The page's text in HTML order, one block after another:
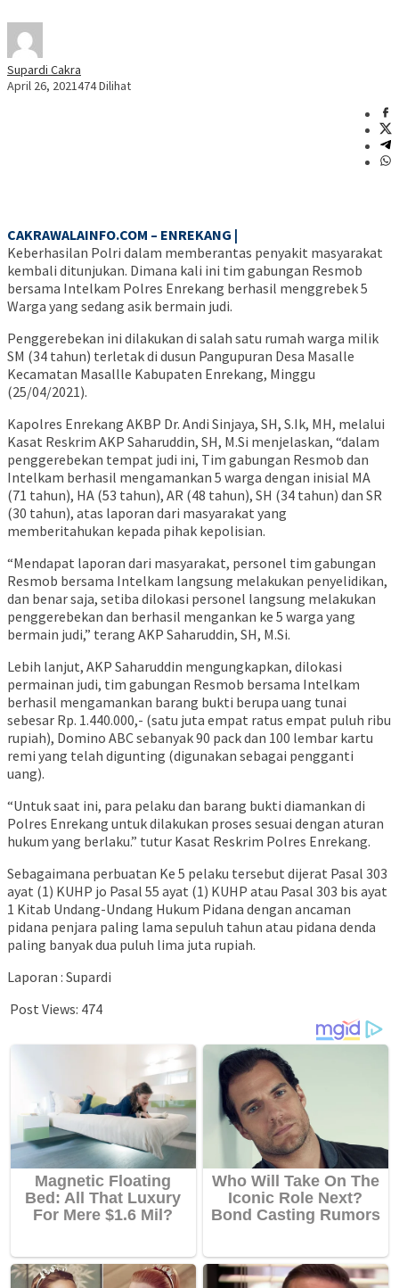
Supardi Cakra
April 26, 2021474 Dilihat
CAKRAWALAINFO.COM – ENREKANG |
Keberhasilan Polri dalam memberantas penyakit masyarakat
kembali ditunjukan. Dimana kali ini tim gabungan Resmob
bersama Intelkam Polres Enrekang berhasil menggrebek 5
Warga yang sedang asik bermain judi.
Penggerebekan ini dilakukan di salah satu rumah warga milik
SM (34 tahun) terletak di dusun Pangupuran Desa Masalle
Kecamatan Masallle Kabupaten Enrekang, Minggu
(25/04/2021).
Kapolres Enrekang AKBP Dr. Andi Sinjaya, SH, S.Ik, MH, melalui
Kasat Reskrim AKP Saharuddin, SH, M.Si menjelaskan, “dalam
penggerebekan tempat judi ini, Tim gabungan Resmob dan
Intelkam berhasil mengamankan 5 warga dengan inisial MA
(71 tahun), HA (53 tahun), AR (48 tahun), SH (34 tahun) dan SR
(30 tahun), atas laporan dari masyarakat yang
memberitahukan kepada pihak kepolisian.
“Mendapat laporan dari masyarakat, personel tim gabungan
Resmob bersama Intelkam langsung melakukan penyelidikan,
dan benar saja, setiba dilokasi personel langsung melakukan
penggerebekan dan berhasil mengankan ke 5 warga yang
bermain judi,” terang AKP Saharuddin, SH, M.Si.
Lebih lanjut, AKP Saharuddin mengungkapkan, dilokasi
permainan judi, tim gabungan Resmob bersama Intelkam
berhasil mengamankan barang bukti berupa uang tunai
sebesar Rp. 1.440.000,- (satu juta empat ratus empat puluh ribu
rupiah), Domino ABC sebanyak 90 pack dan 100 lembar kartu
remi yang telah digunting (digunakan sebagai pengganti
uang).
“Untuk saat ini, para pelaku dan barang bukti diamankan di
Polres Enrekang untuk dilakukan proses sesuai dengan aturan
hukum yang berlaku.” tutur Kasat Reskrim Polres Enrekang.
Sebagaimana perbuatan Ke 5 pelaku tersebut dijerat Pasal 303
ayat (1) KUHP jo Pasal 55 ayat (1) KUHP atau Pasal 303 bis ayat
1 Kitab Undang-Undang Hukum Pidana dengan ancaman
pidana penjara paling lama sepuluh tahun atau pidana denda
paling banyak dua puluh lima juta rupiah.
Laporan : Supardi
Post Views: 474